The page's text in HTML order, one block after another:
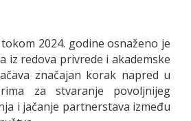
2024. godine osnaženo je
iz redova privrede i akademske
značajan korak napred u
za stvaranje povoljnijeg
i jačanje partnerstava između